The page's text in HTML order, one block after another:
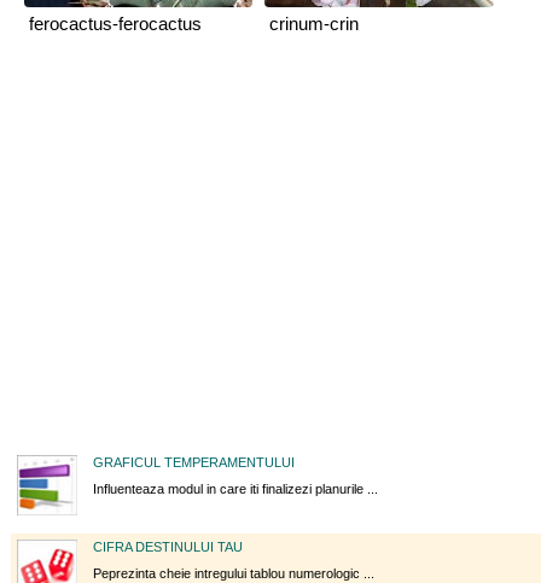
ferocactus-ferocactus crinum-crin
GRAFICUL TEMPERAMENTULUI
Influenteaza modul in care iti finalizezi planurile ...
CIFRA DESTINULUI TAU
Peprezinta cheie intregului tablou numerologic ...